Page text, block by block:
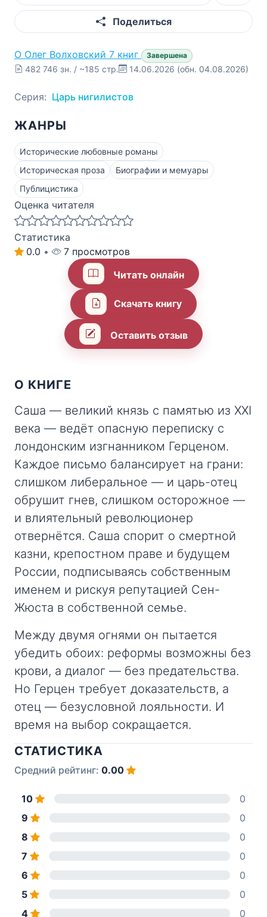
Поделиться
О Олег Волховский 7 книг Завершена
482 746 зн. / ~185 стр. 14.06.2026 (обн. 04.08.2026)
Серия: Царь нигилистов
ЖАНРЫ
Исторические любовные романы
Историческая проза
Биографии и мемуары
Публицистика
Оценка читателя
Статистика
0.0 •
7 просмотров
Читать онлайн
Скачать книгу
Оставить отзыв
О КНИГЕ
Саша — великий князь с памятью из XXI
века — ведёт опасную переписку с
лондонским изгнанником Герценом.
Каждое письмо балансирует на грани:
слишком либеральное — и царь-отец
обрушит гнев, слишком осторожное —
и влиятельный революционер
отвернётся. Саша спорит о смертной
казни, крепостном праве и будущем
России, подписываясь собственным
именем и рискуя репутацией Сен-
Жюста в собственной семье.
Между двумя огнями он пытается
убедить обоих: реформы возможны без
крови, а диалог — без предательства.
Но Герцен требует доказательств, а
отец — безусловной лояльности. И
время на выбор сокращается.
СТАТИСТИКА
Средний рейтинг: 0.00
10
0
9
0
8
0
7
0
6
0
5
0
4
0